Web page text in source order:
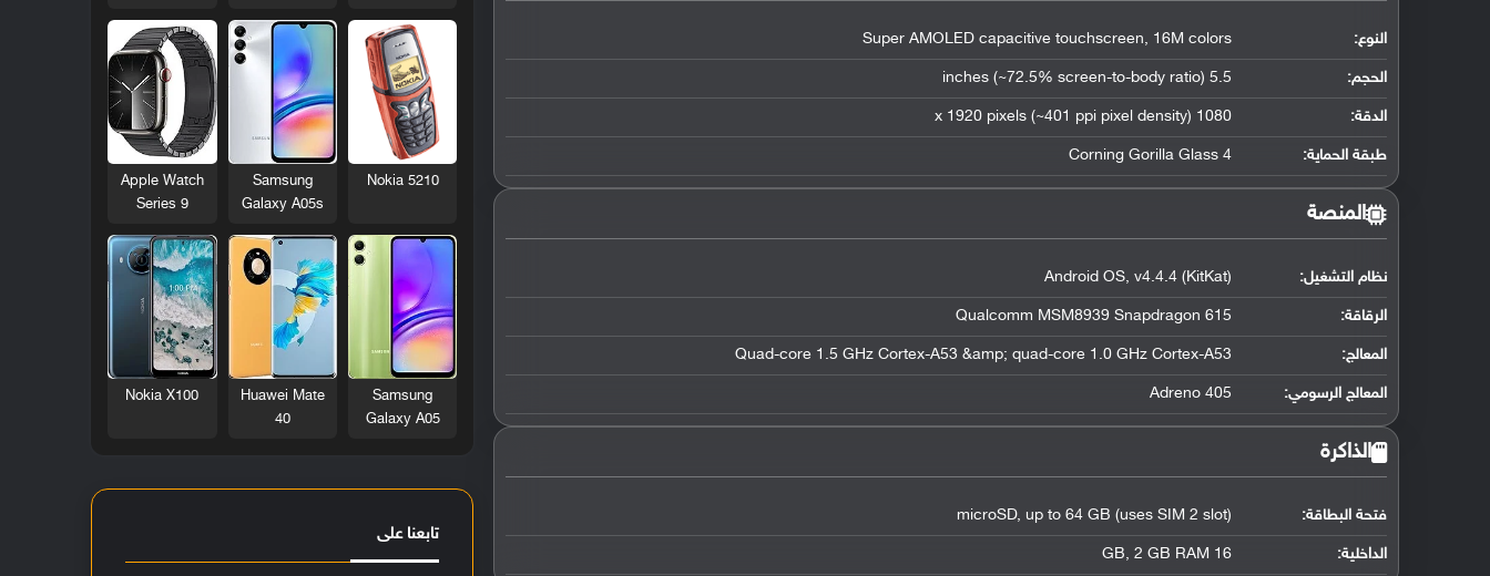
النوع: Super AMOLED capacitive touchscreen, 16M colors
الحجم: 5.5 inches (~72.5% screen-to-body ratio)
الدقة: 1080 x 1920 pixels (~401 ppi pixel density)
طبقة الحماية: Corning Gorilla Glass 4
المنصة
نظام التشغيل:
Android OS, v4.4.4 (KitKat)
الرقاقة:
Qualcomm MSM8939 Snapdragon 615
المعالج:
Quad-core 1.5 GHz Cortex-A53 &amp; quad-core 1.0 GHz Cortex-A53
المعالج الرسومي:
Adreno 405
الذاكرة
فتحة البطاقة: microSD, up to 64 GB (uses SIM 2 slot)
الداخلية: 16 GB, 2 GB RAM
Nokia 5210
Samsung
Galaxy A05s
Apple Watch
Series 9
Samsung
Galaxy A05
Huawei Mate
40
Nokia X100
تابعنا على